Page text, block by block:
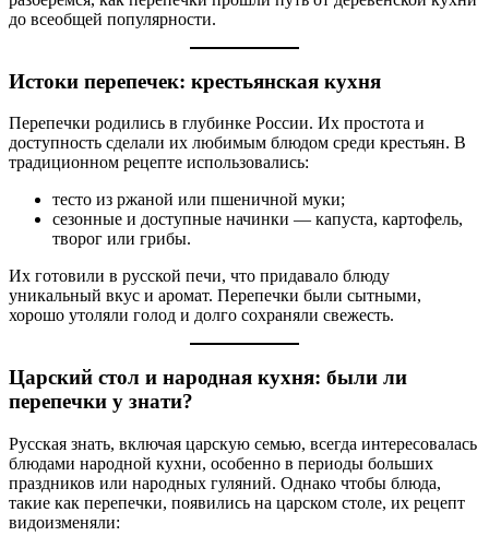
до всеобщей популярности.
Истоки перепечек: крестьянская кухня
Перепечки родились в глубинке России. Их простота и
доступность сделали их любимым блюдом среди крестьян. В
традиционном рецепте использовались:
тесто из ржаной или пшеничной муки;
сезонные и доступные начинки — капуста, картофель,
творог или грибы.
Их готовили в русской печи, что придавало блюду
уникальный вкус и аромат. Перепечки были сытными,
хорошо утоляли голод и долго сохраняли свежесть.
Царский стол и народная кухня: были ли
перепечки у знати?
Русская знать, включая царскую семью, всегда интересовалась
блюдами народной кухни, особенно в периоды больших
праздников или народных гуляний. Однако чтобы блюда,
такие как перепечки, появились на царском столе, их рецепт
видоизменяли: